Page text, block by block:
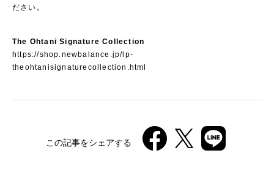
ださい。
The Ohtani Signature Collection
https://shop.newbalance.jp/lp-
theohtanisignaturecollection.html
この記事をシェアする